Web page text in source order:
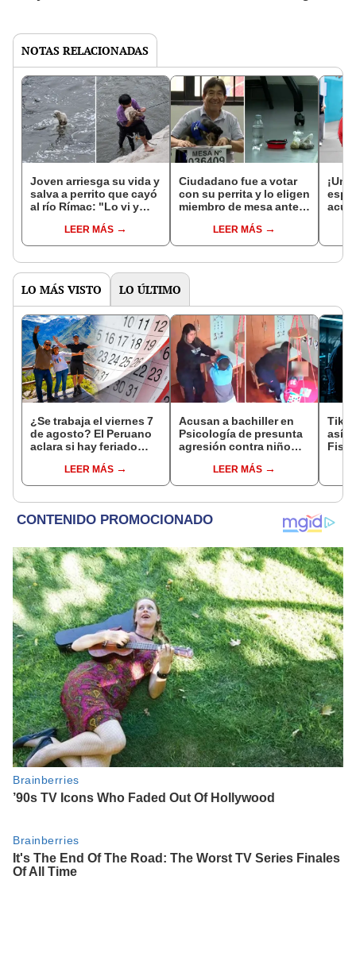
NOTAS RELACIONADAS
Joven arriesga su vida y
salva a perrito que cayó
al río Rímac: "Lo vi y
rescatarlo"LEER MÁS
Ciudadano fue a votar
con su perrita y lo eligen
miembro de mesa ante
intuía"LEER MÁS
LO MÁS VISTO LO ÚLTIMO
¿Se trabaja el viernes 7
de agosto? El Peruano
aclara si hay feriado
del 6 de agosto
LEER MÁS
Acusan a bachiller en
Psicología de presunta
agresión contra niño
cámaras captan el
hecho
LEER MÁS
así
en